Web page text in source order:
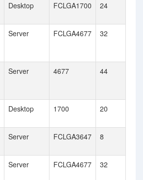
Desktop FCLGA1700 24
Server FCLGA4677 32
Server 4677 44
Desktop 1700 20
Server FCLGA3647 8
Server FCLGA4677 32